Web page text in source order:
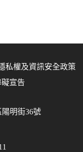
私權及資訊安全政策
宣告
陽明街36號